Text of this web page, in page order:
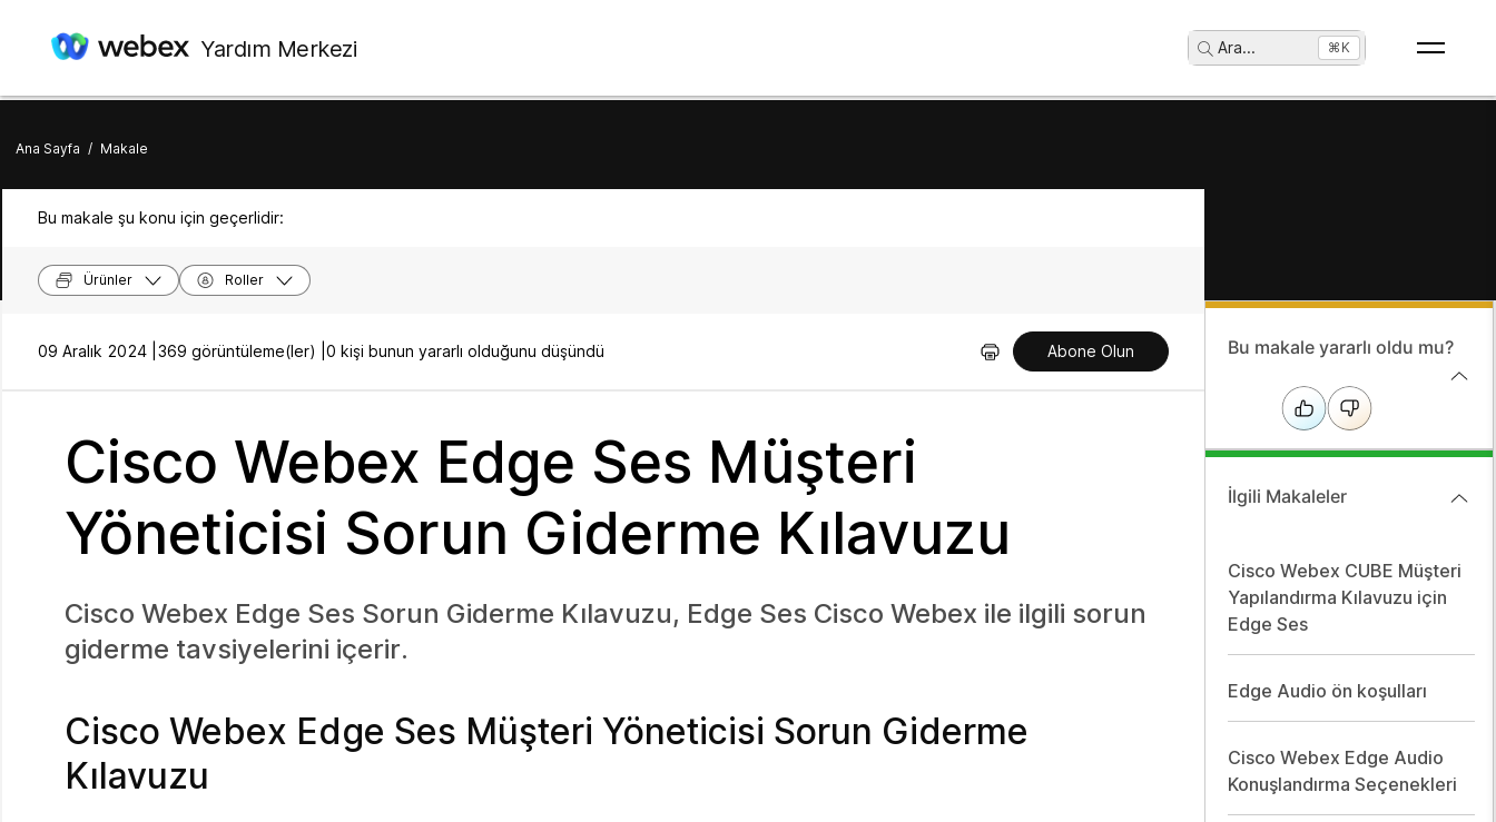
Yardım Merkezi Ara... ⌘K
Ana Sayfa / Makale
Bu makale şu konu için geçerlidir:
Ürünler Roller
09 Aralık 2024 | 369 görüntüleme(ler) | 0 kişi bunun yararlı olduğunu düşündü Abone Olun
Cisco Webex Edge Ses Müşteri
Yöneticisi Sorun Giderme Kılavuzu
Cisco Webex Edge Ses Sorun Giderme Kılavuzu, Edge Ses Cisco Webex ile ilgili sorun
giderme tavsiyelerini içerir.
Cisco Webex Edge Ses Müşteri Yöneticisi Sorun Giderme
Kılavuzu
Bu makale yararlı oldu mu?
İlgili Makaleler
Cisco Webex CUBE Müşteri
Yapılandırma Kılavuzu için
Edge Ses
Edge Audio ön koşulları
Cisco Webex Edge Audio
Konuşlandırma Seçenekleri